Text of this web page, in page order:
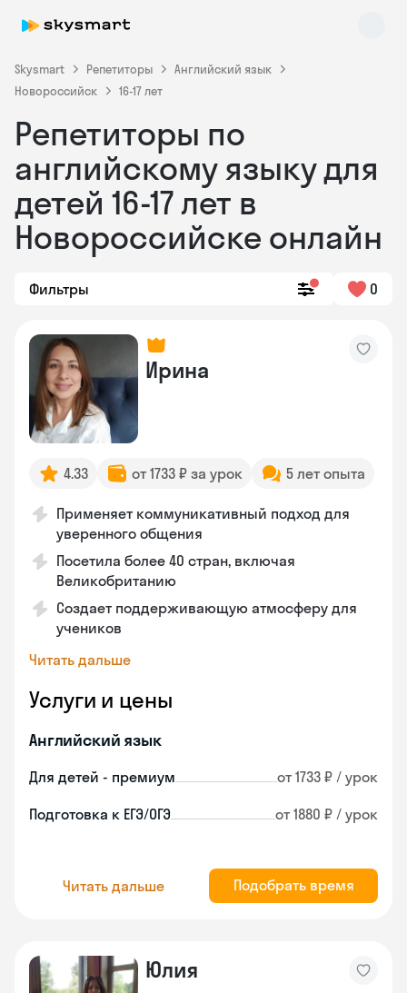
Skysmart Репетиторы
Английский язык
Новороссийск
16-17 лет
Репетиторы по
английскому языку для
детей 16-17 лет в
Новороссийске онлайн
Фильтры 0
Ирина
4.33 от 1733 ₽ за урок 5 лет опыта
Применяет коммуникативный подход для
уверенного общения
Посетила более 40 стран, включая
Великобританию
Создает поддерживающую атмосферу для
учеников
Читать дальше
Услуги и цены
Английский язык
Для детей - премиум от 1733 ₽ / урок
Подготовка к ЕГЭ/ОГЭ от 1880 ₽ / урок
Читать дальше Подобрать время
Юлия
Skysmart Chat